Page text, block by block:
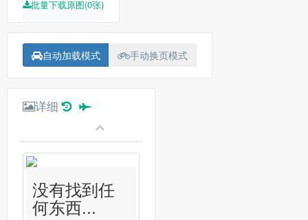
批量下载原图(0张)
自动加载模式 手动换页模式
详细
没有找到任
何东西...